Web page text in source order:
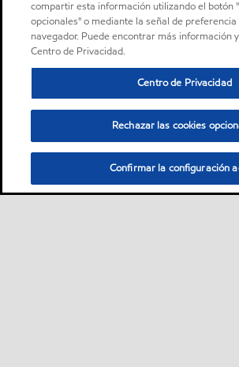
compartir esta información utilizando el botón
opcionales" o mediante la señal de
navegador. Puede encontrar más información
Centro de Privacidad.
Centro de Privacidad
Rechazar las cookies
Confirmar la configuración